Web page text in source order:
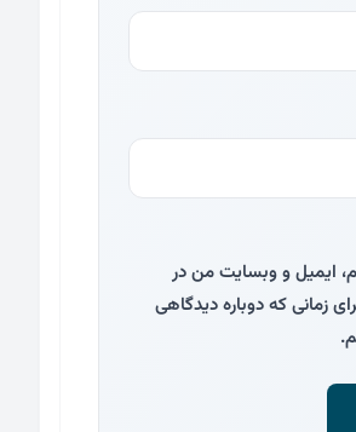
ایمیل و وبسایت من در
زمانی که دوباره دیدگاهی